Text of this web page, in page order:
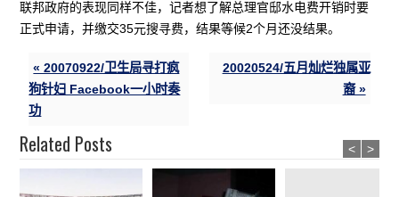
联邦政府的表现同样不佳，记者想了解总理官邸水电费开销时要
正式申请，并缴交35元搜寻费，结果等候2个月还没结果。
« 20070922/卫生局寻打疯
狗针妇 Facebook一小时奏
功
20020524/五月灿烂独属亚
裔 »
Related Posts < >